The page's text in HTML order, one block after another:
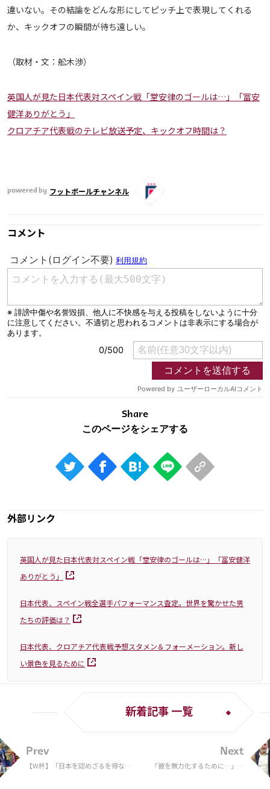
違いない。その結論をどんな形にしてピッチ上で表現してくれる
か、キックオフの瞬間が待ち遠しい。
（取材・文：舩木渉）
英国人が見た日本代表対スペイン戦「堂安律のゴールは…」「冨安
健洋ありがとう」
クロアチア代表戦のテレビ放送予定、キックオフ時間は？
powered by フットボールチャンネル
コメント
Share
外部リンク
英国人が見た日本代表対スペイン戦「堂安律のゴールは…」「冨安健洋
ありがとう」
日本代表、スペイン戦全選手パフォーマンス査定。世界を驚かせた男
たちの評価は？
日本代表、クロアチア代表戦予想スタメン＆フォーメーション。新し
い景色を見るために
Prev
【W杯】「日本を認めざるを得な
新着記事 一覧
Next
「彼を無力化するために…」メ